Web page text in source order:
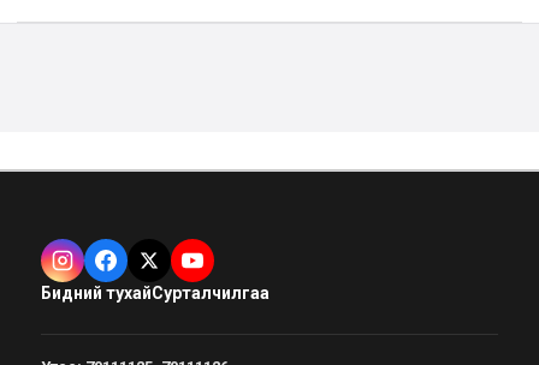
Бидний тухайСурталчилгаа